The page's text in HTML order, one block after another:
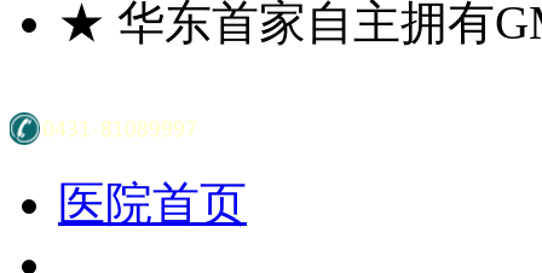
★ 华东首家自主拥有
医院首页